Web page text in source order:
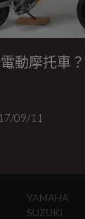
動摩托車
09/11
YAMAHA
SUZUKI